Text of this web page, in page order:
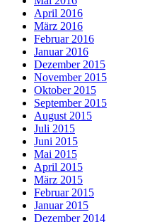
April 2016
März 2016
Februar 2016
Januar 2016
Dezember 2015
November 2015
Oktober 2015
September 2015
August 2015
Juli 2015
Juni 2015
Mai 2015
April 2015
März 2015
Februar 2015
Januar 2015
Dezember 2014